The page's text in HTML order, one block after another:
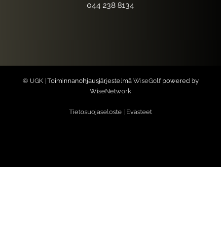
044 238 8134
© UGK| Toiminnanohjausjärjestelmä WiseGolfpowered by
WiseNetwork
Tietosuojaseloste Evästeet